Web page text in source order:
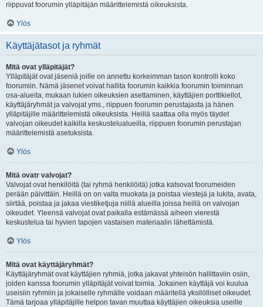
riippuvat foorumin ylläpitäjän määrittelemistä oikeuksista.
Ylös
Käyttäjätasot ja ryhmät
Mitä ovat ylläpitäjät?
Ylläpitäjät ovat jäseniä joille on annettu korkeimman tason kontrolli koko
foorumiin. Nämä jäsenet voivat hallita foorumin kaikkia foorumin toiminnan
osa-alueita, mukaan lukien oikeuksien asettaminen, käyttäjien porttikiellot,
käyttäjäryhmät ja valvojat yms., riippuen foorumin perustajasta ja hänen
ylläpitäjille määrittelemistä oikeuksista. Heillä saattaa olla myös täydet
valvojan oikeudet kaikilla keskustelualueilla, riippuen foorumin perustajan
määrittelemistä asetuksista.
Ylös
Mitä ovatr valvojat?
Valvojat ovat henkilöitä (tai ryhmä henkilöitä) jotka katsovat foorumeiden
perään päivittäin. Heillä on on valta muokata ja poistaa viestejä ja lukita, avata,
siirtää, poistaa ja jakaa viestiketjuja niillä alueilla joissa heillä on valvojan
oikeudet. Yleensä valvojat ovat paikalla estämässä aiheen vierestä
keskustelua tai hyvien tapojen vastaisen materiaalin lähettämistä.
Ylös
Mitä ovat käyttäjäryhmät?
Käyttäjäryhmät ovat käyttäjien ryhmiä, jotka jakavat yhteisön hallittaviin osiin,
joiden kanssa foorumin ylläpitäjät voivat toimia. Jokainen käyttäjä voi kuulua
useisiin ryhmiin ja jokaiselle ryhmälle voidaan määritellä yksilölliset oikeudet.
Tämä tarjoaa ylläpitäjille helpon tavan muuttaa käyttäjien oikeuksia useille